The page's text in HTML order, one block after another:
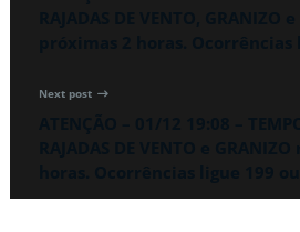
Next post